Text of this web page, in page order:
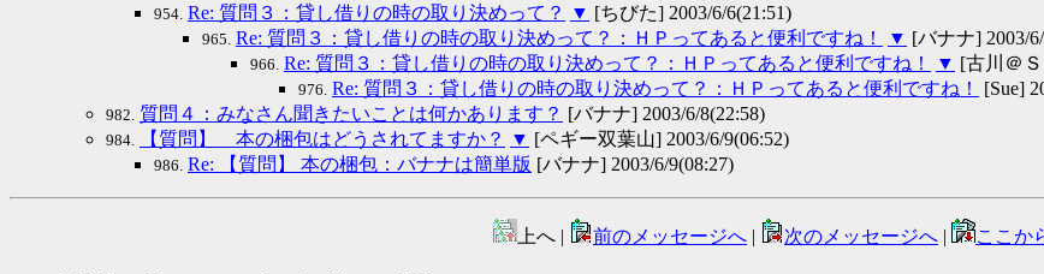
954. Re: 質問３：貸し借りの時の取り決めって？ ▼ [ちびた] 2003/6/6(21:51)
965. Re: 質問３：貸し借りの時の取り決めって？：ＨＰってあると便利ですね！ ▼ [バナナ] 2003/
966. Re: 質問３：貸し借りの時の取り決めって？：ＨＰってあると便利ですね！ ▼ [古川＠Ｓ
976. Re: 質問３：貸し借りの時の取り決めって？：ＨＰってあると便利ですね！ [Sue]
982. 質問４：みなさん聞きたいことは何かあります？ [バナナ] 2003/6/8(22:58)
984. 【質問】 本の梱包はどうされてますか？ ▼ [ペギー双葉山] 2003/6/9(06:52)
986. Re: 【質問】 本の梱包：バナナは簡単版 [バナナ] 2003/6/9(08:27)
上へ | 前のメッセージへ | 次のメッセージへ | ここか